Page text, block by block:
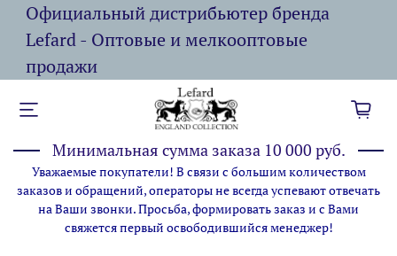
Официальный дистрибьютер бренда
Lefard - Оптовые и мелкооптовые
продажи
Минимальная сумма заказа 10 000 руб.
Уважаемые покупатели! В связи с большим количеством
заказов и обращений, операторы не всегда успевают отвечать
на Ваши звонки. Просьба, формировать заказ и с Вами
свяжется первый освободившийся менеджер!